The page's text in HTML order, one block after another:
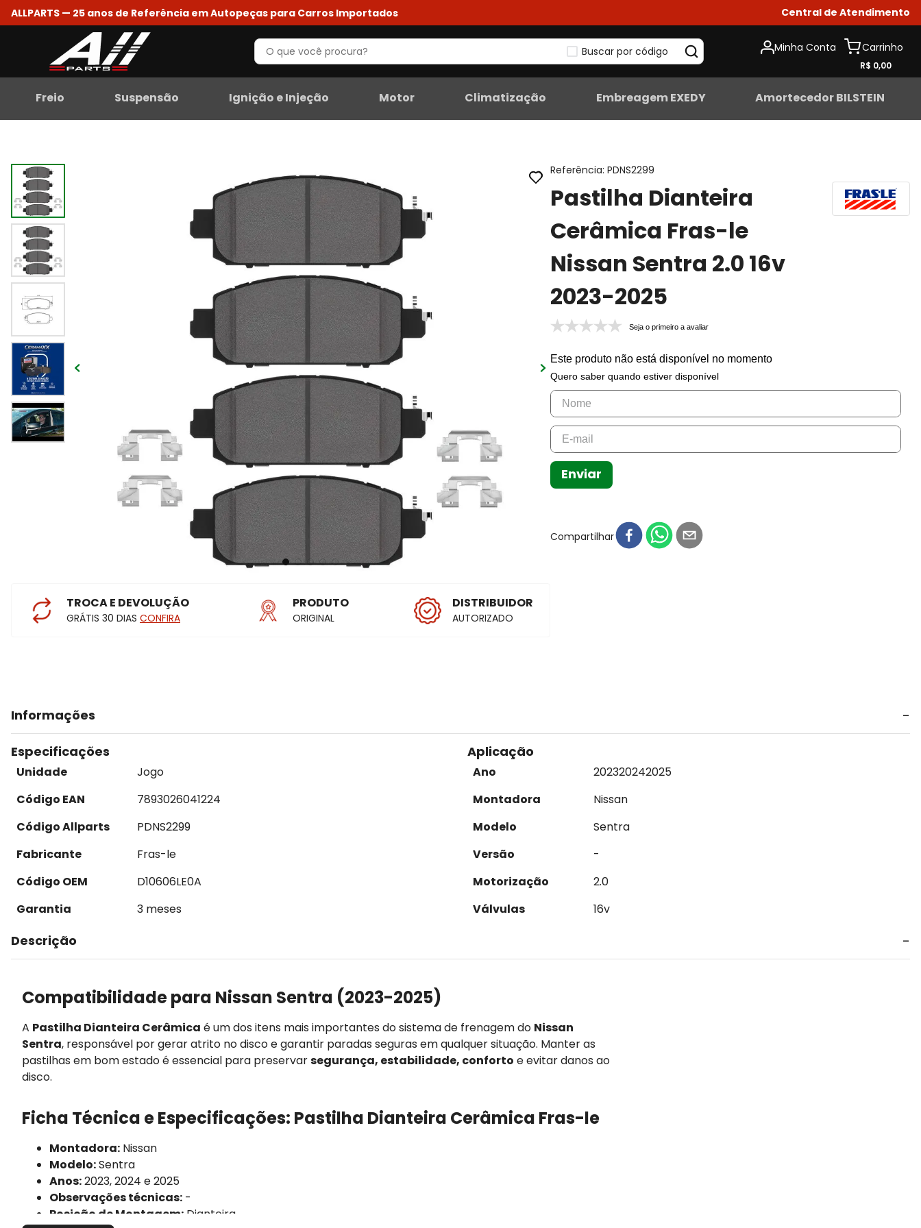
ALLPARTS — 25 anos de Referência em Autopeças para Carros Importados Central de Atendimento
Buscar por código Minha Conta
R$ 0,00
Freio Suspensão Ignição e Injeção Motor Climatização Embreagem EXEDY Amortecedor BILSTEIN
TROCA E DEVOLUÇÃO
GRÁTIS 30 DIAS CONFIRA
PRODUTO
ORIGINAL
DISTRIBUIDOR
AUTORIZADO
Referência:PDNS2299
Pastilha Dianteira
Cerâmica Fras-le
Nissan Sentra 2.0 16v
2023-2025
Seja o primeiro a avaliar
Este produto não está disponível no momento
Quero saber quando estiver disponível
Enviar
Compartilhar
Informações
Especificações
Unidade
Jogo
Código EAN
7893026041224
Código Allparts
PDNS2299
Fabricante
Fras-le
Código OEM
D10606LE0A
Garantia
3 meses
Aplicação
Ano 202320242025
Montadora
Nissan
Modelo
Sentra
Versão
-
Motorização
2.0
Válvulas
16v
Descrição
Compatibilidade para Nissan Sentra (2023-2025)
A Pastilha Dianteira Cerâmica é um dos itens mais importantes do sistema de frenagem do Nissan
Sentra, responsável por gerar atrito no disco e garantir paradas seguras em qualquer situação. Manter as
pastilhas em bom estado é essencial para preservarsegurança, estabilidade, conforto e evitar danos ao
disco.
Ficha Técnica e Especificações: Pastilha Dianteira Cerâmica Fras-le
Montadora: Nissan
Modelo:Sentra
Anos:2023, 2024 e 2025
Observações técnicas: -
Posição de Montagem: Dianteira